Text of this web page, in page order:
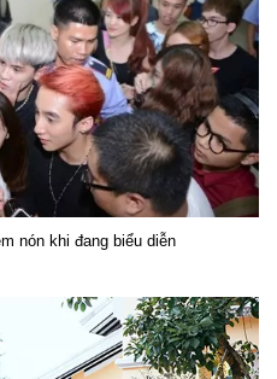
nón khi đang biểu diễn